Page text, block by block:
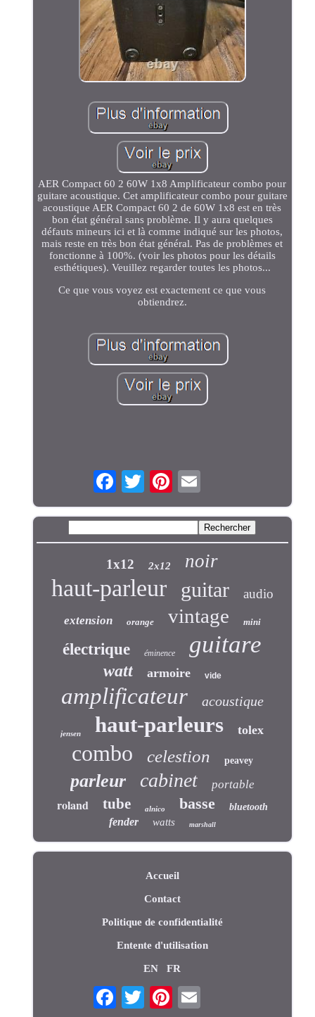
AER Compact 60 2 60W 1x8 Amplificateur combo pour
guitare acoustique. Cet amplificateur combo pour guitare
acoustique AER Compact 60 2 de 60W 1x8 est en très
bon état général sans problème. Il y aura quelques
défauts mineurs ici et là comme indiqué sur les photos,
mais reste en très bon état général. Pas de problèmes et
fonctionne à 100%. (voir les photos pour les détails
esthétiques). Veuillez regarder toutes les photos...
Ce que vous voyez est exactement ce que vous
obtiendrez.
1x12 2x12 noir
haut-parleur guitar audio
extension orange vintage mini
électrique éminence guitare
watt armoire vide
amplificateur acoustique
jensen haut-parleurs tolex
combo celestion peavey
parleur cabinet portable
roland tube alnico basse bluetooth
fender watts marshall
Accueil
Contact
Politique de confidentialité
Entente d'utilisation
EN FR